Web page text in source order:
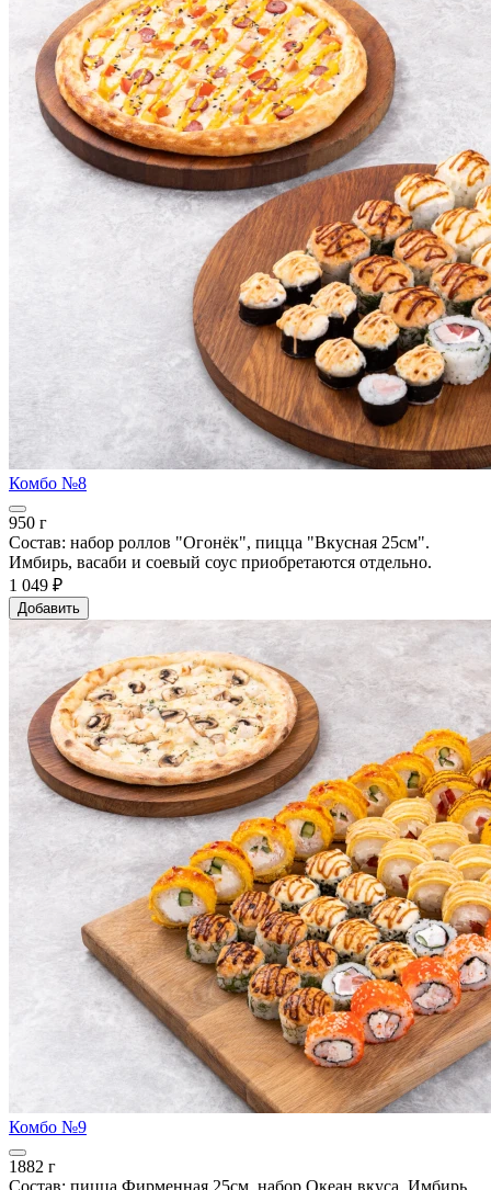
Комбо №8
950 г
Состав: набор роллов "Огонёк", пицца "Вкусная 25см".
Имбирь, васаби и соевый соус приобретаются отдельно.
1 049 ₽
Добавить
Комбо №9
1882 г
Состав: пицца Фирменная 25см, набор Океан вкуса. Имбирь,